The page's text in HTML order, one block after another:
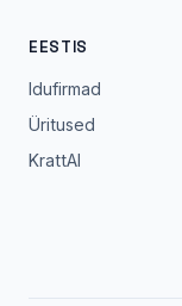
EESTIS
Idufirmad
Üritused
KrattAI